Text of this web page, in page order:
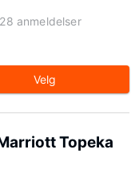
anmeldelser
Velg
Topeka